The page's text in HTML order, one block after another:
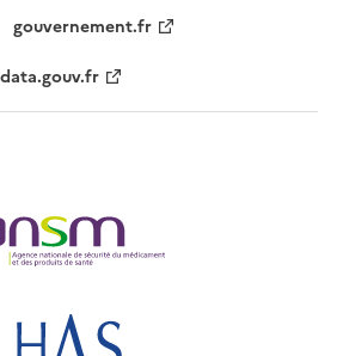
gouvernement.fr
data.gouv.fr